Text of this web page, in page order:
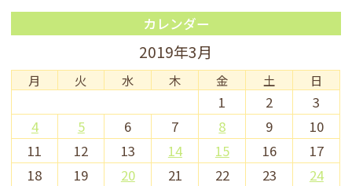
カレンダー
2019年3月
月 火 水 木 金 土 日
1 2
3
4
5 6 7 8 9
10
11
12 13 14 15 16
17
18
19 20 21 22 23
24